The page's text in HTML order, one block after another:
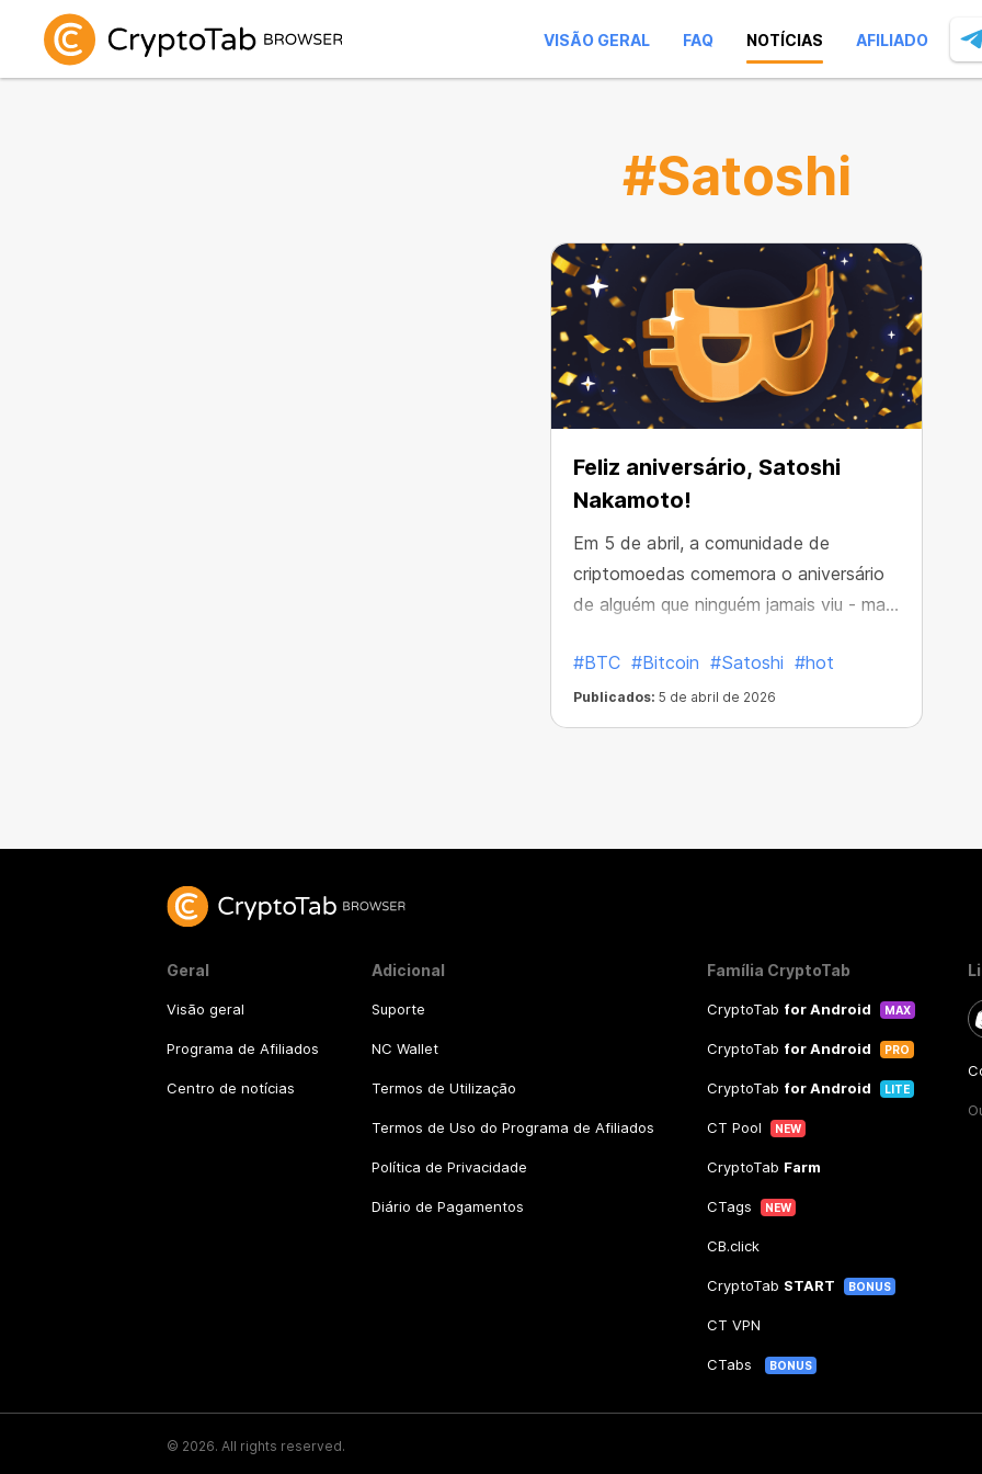
VISÃO GERAL FAQ NOTÍCIAS AFILIADO
#Satoshi
Feliz aniversário, Satoshi
Nakamoto!
Em 5 de abril, a comunidade de
criptomoedas comemora o aniversário
de alguém que ninguém jamais viu - mas
#BTC #Bitcoin #Satoshi #hot
Publicados: 5 de abril de 2026
Geral
Visão geral
Programa de Afiliados
Centro de notícias
Adicional
Suporte
NC Wallet
Termos de Utilização
Termos de Uso do Programa de Afiliados
Política de Privacidade
Diário de Pagamentos
Família CryptoTab
CryptoTab for Android MAX
CryptoTab for Android PRO
CryptoTab for Android LITE
CT Pool NEW
CryptoTab Farm
CTags NEW
CB.click
CryptoTab START BONUS
CT VPN
CTabs BONUS
© 2026. All rights reserved.